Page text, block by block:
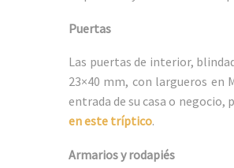
Puertas
Las puertas de interior,
23×40 mm, con largueros en
entrada de su casa o negocio,
en este tríptico.
Armarios y rodapiés